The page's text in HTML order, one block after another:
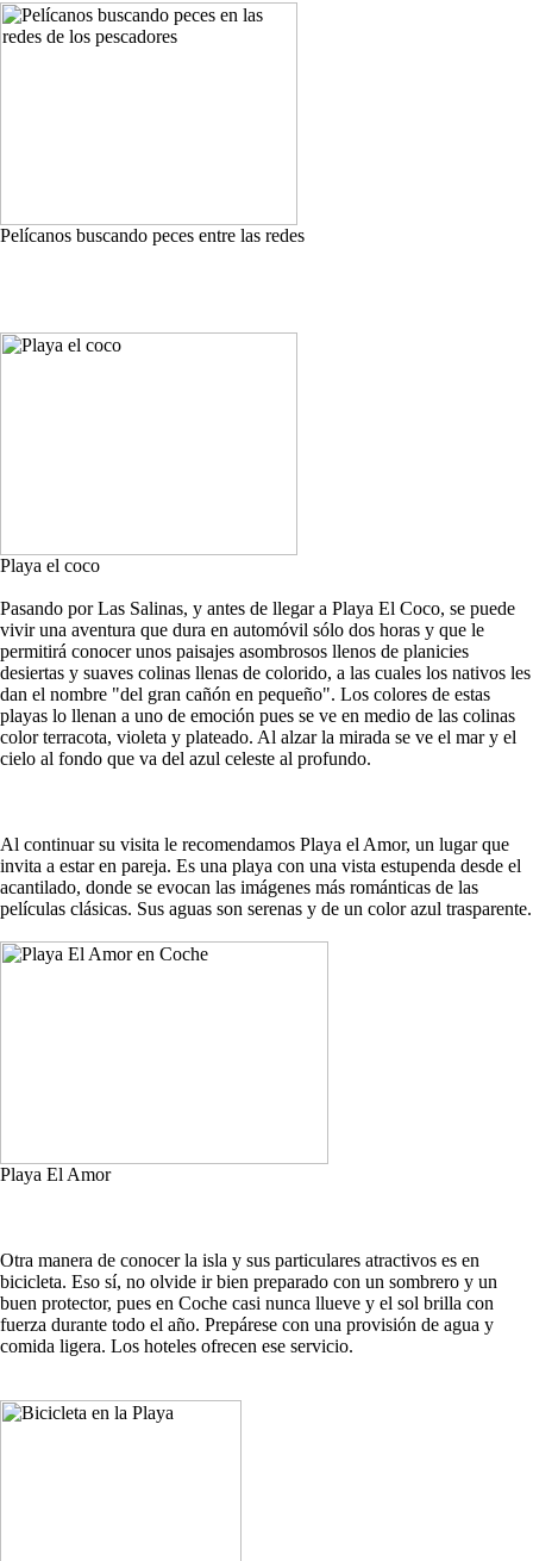
Pelícanos buscando peces entre las redes
Playa el coco
Pasando por Las Salinas, y antes de llegar a Playa El Coco, se puede
vivir una aventura que dura en automóvil sólo dos horas y que le
permitirá conocer unos paisajes asombrosos llenos de planicies
desiertas y suaves colinas llenas de colorido, a las cuales los nativos les
dan el nombre "del gran cañón en pequeño". Los colores de estas
playas lo llenan a uno de emoción pues se ve en medio de las colinas
color terracota, violeta y plateado. Al alzar la mirada se ve el mar y el
cielo al fondo que va del azul celeste al profundo.
Al continuar su visita le recomendamos Playa el Amor, un lugar que
invita a estar en pareja. Es una playa con una vista estupenda desde el
acantilado, donde se evocan las imágenes más románticas de las
películas clásicas. Sus aguas son serenas y de un color azul trasparente.
Playa El Amor
Otra manera de conocer la isla y sus particulares atractivos es en
bicicleta. Eso sí, no olvide ir bien preparado con un sombrero y un
buen protector, pues en Coche casi nunca llueve y el sol brilla con
fuerza durante todo el año. Prepárese con una provisión de agua y
comida ligera. Los hoteles ofrecen ese servicio.